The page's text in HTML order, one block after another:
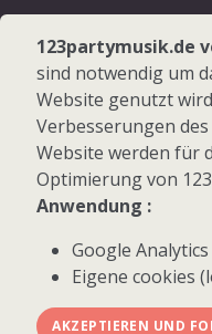
Folgen Sie uns
Facebook
Instagram
© 2026
123partymusik.de
sind notwendig um
Website genutzt
Verbesserungen
Website werden für
Optimierung von
Anwendung :
Google
Eigene cookies
AKZEPTIEREN UND